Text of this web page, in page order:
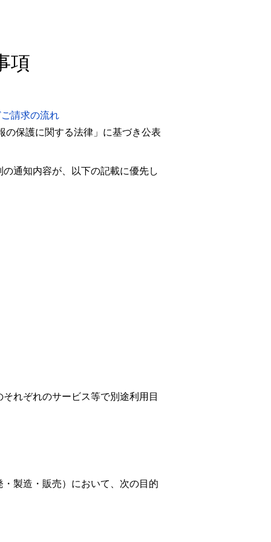
項
請求の流れ
の保護に関する法律」に基づき公表
通知内容が、以下の記載に優先し
れぞれのサービス等で別途利用目
製造・販売）において、次の目的